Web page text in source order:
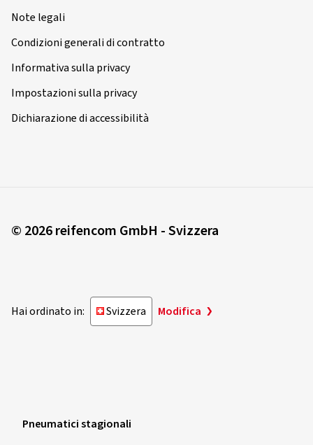
Note legali
Condizioni generali di contratto
Informativa sulla privacy
Impostazioni sulla privacy
Dichiarazione di accessibilità
© 2026 reifencom GmbH - Svizzera
Hai ordinato in: Svizzera Modifica
Pneumatici stagionali